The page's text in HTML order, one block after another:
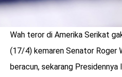
benefit
Wah teror di Amerika Serikat
(17/4) kemaren Senator Roger
beracun, sekarang Presidennya